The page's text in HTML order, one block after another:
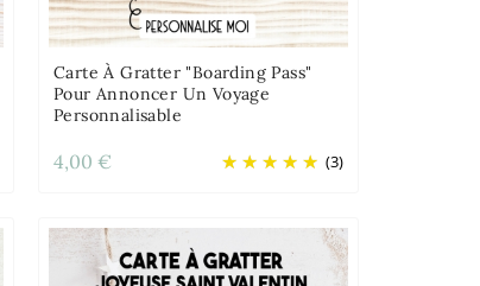
Carte À Gratter "Boarding Pass"
Pour Annoncer Un Voyage
Personnalisable
(3)
4,00 €